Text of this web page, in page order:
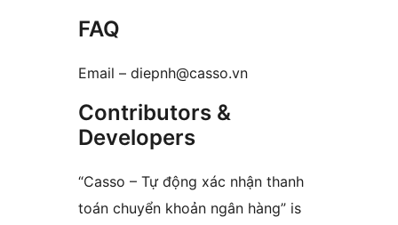
FAQ
Email – diepnh@casso.vn
Contributors &
Developers
“Casso – Tự động xác nhận thanh
toán chuyển khoản ngân hàng” is